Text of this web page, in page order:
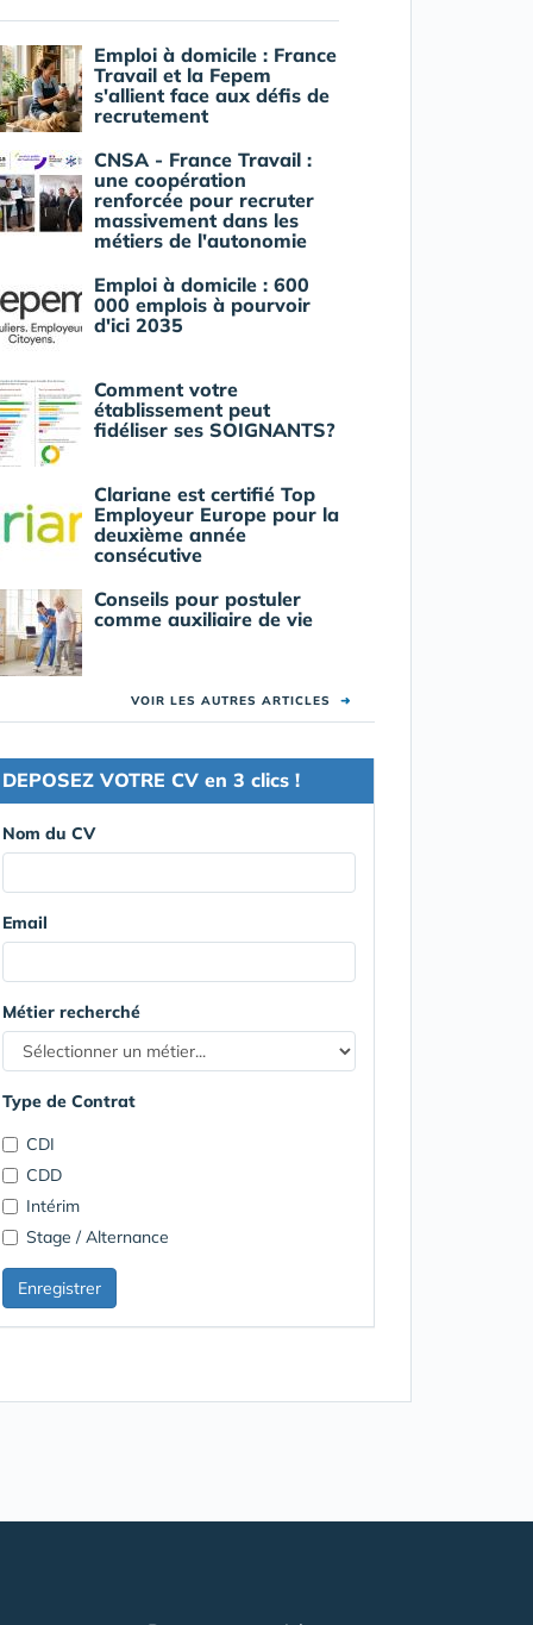
Emploi à domicile : France
Travail et la Fepem
s'allient face aux défis de
recrutement
CNSA - France Travail :
une coopération
renforcée pour recruter
massivement dans les
métiers de l'autonomie
Emploi à domicile : 600
000 emplois à pourvoir
d'ici 2035
Comment votre
établissement peut
fidéliser ses SOIGNANTS?
Clariane est certifié Top
Employeur Europe pour la
deuxième année
consécutive
Conseils pour postuler
comme auxiliaire de vie
VOIR LES AUTRES ARTICLES ➜
DEPOSEZ VOTRE CV en 3 clics !
Nom du CV
Email
Métier recherché
Type de Contrat
CDI
CDD
Intérim
Stage / Alternance